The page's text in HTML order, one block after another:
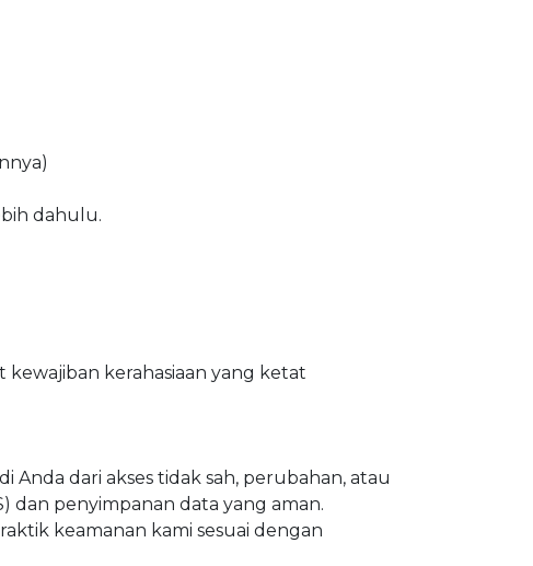
dahulu.
kerahasiaan yang ketat
dari akses tidak sah, perubahan, atau
dan penyimpanan data yang aman.
keamanan kami sesuai dengan